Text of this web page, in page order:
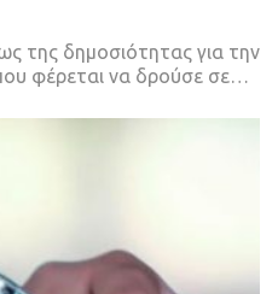
της δημοσιότητας για την
φέρεται να δρούσε σε…